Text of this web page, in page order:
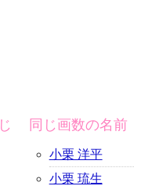
同じ画数の名前
小栗 洋平
小栗 琉生